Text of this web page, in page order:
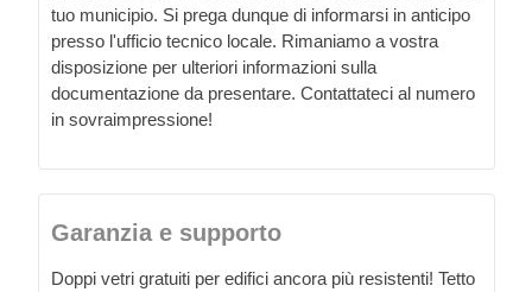
tuo municipio. Si prega dunque di informarsi in anticipo
presso l'ufficio tecnico locale. Rimaniamo a vostra
disposizione per ulteriori informazioni sulla
documentazione da presentare. Contattateci al numero
in sovraimpressione!
Garanzia e supporto
Doppi vetri gratuiti per edifici ancora più resistenti! Tetto